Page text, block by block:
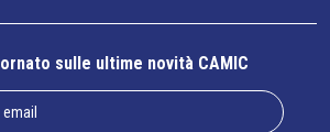
sulle ultime novità CAMIC